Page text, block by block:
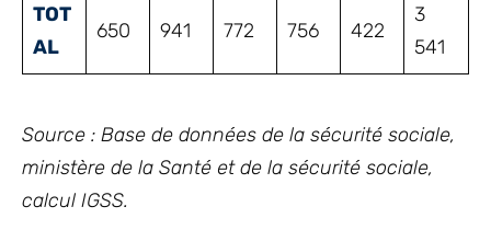
TOT
AL
650 941 772 756 422
3
541
Source : Base de données de la sécurité sociale,
ministère de la Santé et de la sécurité sociale,
calcul IGSS.